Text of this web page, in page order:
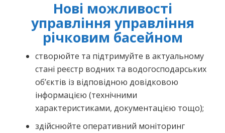
Нові можливості
управління управління
річковим басейном
створюйте та підтримуйте в актуальному
стані реєстр водних та водогосподарських
об’єктів із відповідною довідковою
інформацією (технічними
характеристиками, документацією тощо);
здійснюйте оперативний моніторинг